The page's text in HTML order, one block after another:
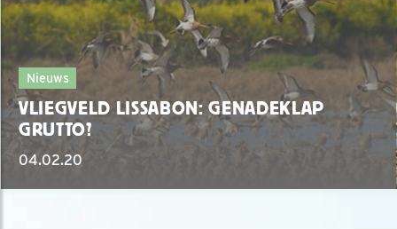
Nieuws
VLIEGVELD LISSABON: GENADEKLAP
GRUTTO?
04.02.20